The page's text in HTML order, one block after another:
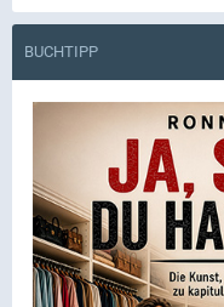
BUCHTIPP